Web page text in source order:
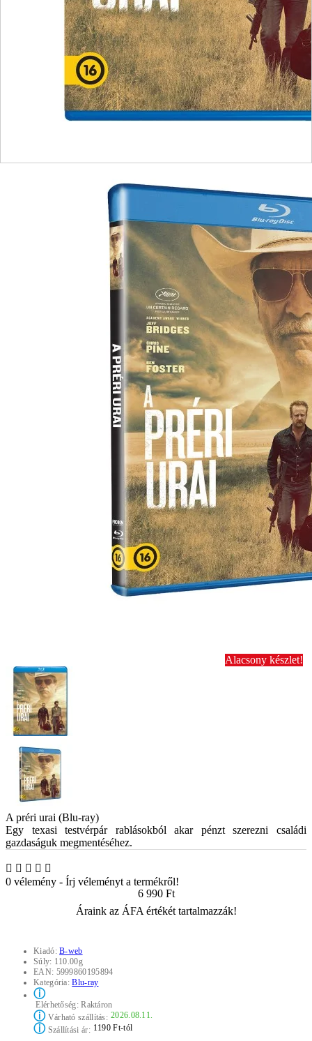
Alacsony készlet!
A préri urai (Blu-ray)
Egy texasi testvérpár rablásokból akar pénzt szerezni családi
gazdaságuk megmentéséhez.
0 vélemény - Írj véleményt a termékről!
6 990 Ft
Áraink az ÁFA értékét tartalmazzák!
Kiadó:B-web
Súly: 110.00g
EAN: 5999860195894
Kategória:Blu-ray
ⓘ
Elérhetőség:Raktáron
ⓘVárható szállítás: 2026.08.11.
ⓘSzállítási ár: 1190 Ft-tól